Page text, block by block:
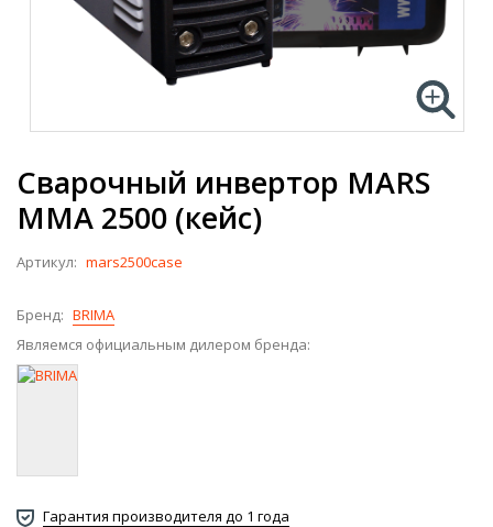
Сварочный инвертор MARS
MMA 2500 (кейс)
Артикул: mars2500case
Бренд: BRIMA
Являемся официальным дилером бренда:
Гарантия производителя до 1 года